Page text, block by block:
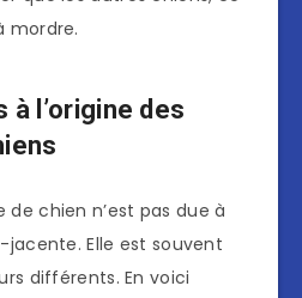
mordre.
l’origine des
chien n’est pas due à
jacente. Elle est souvent
différents. En voici